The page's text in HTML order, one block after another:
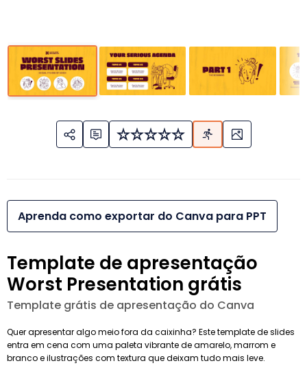
Aprenda como exportar do Canva para PPT
Template de apresentação
Worst Presentation grátis
Template grátis de apresentação do Canva
Quer apresentar algo meio fora da caixinha? Este template de slides
entra em cena com uma paleta vibrante de amarelo, marrom e
branco e ilustrações com textura que deixam tudo mais leve.